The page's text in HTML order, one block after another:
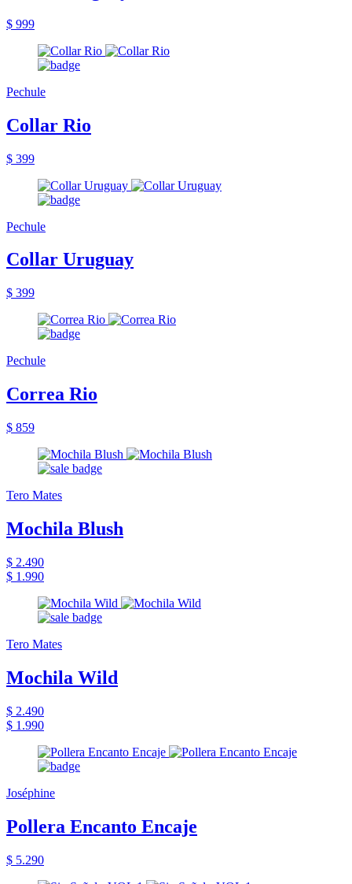
$ 999
Pechule
Collar Rio
$ 399
Pechule
Collar Uruguay
$ 399
Pechule
Correa Rio
$ 859
Tero Mates
Mochila Blush
$ 2.490
$ 1.990
Tero Mates
Mochila Wild
$ 2.490
$ 1.990
Joséphine
Pollera Encanto Encaje
$ 5.290